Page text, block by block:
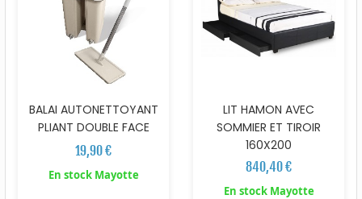
BALAI AUTONETTOYANT
PLIANT DOUBLE FACE
19,90 €
En stock Mayotte
LIT HAMON AVEC
SOMMIER ET TIROIR
160X200
840,40 €
En stock Mayotte